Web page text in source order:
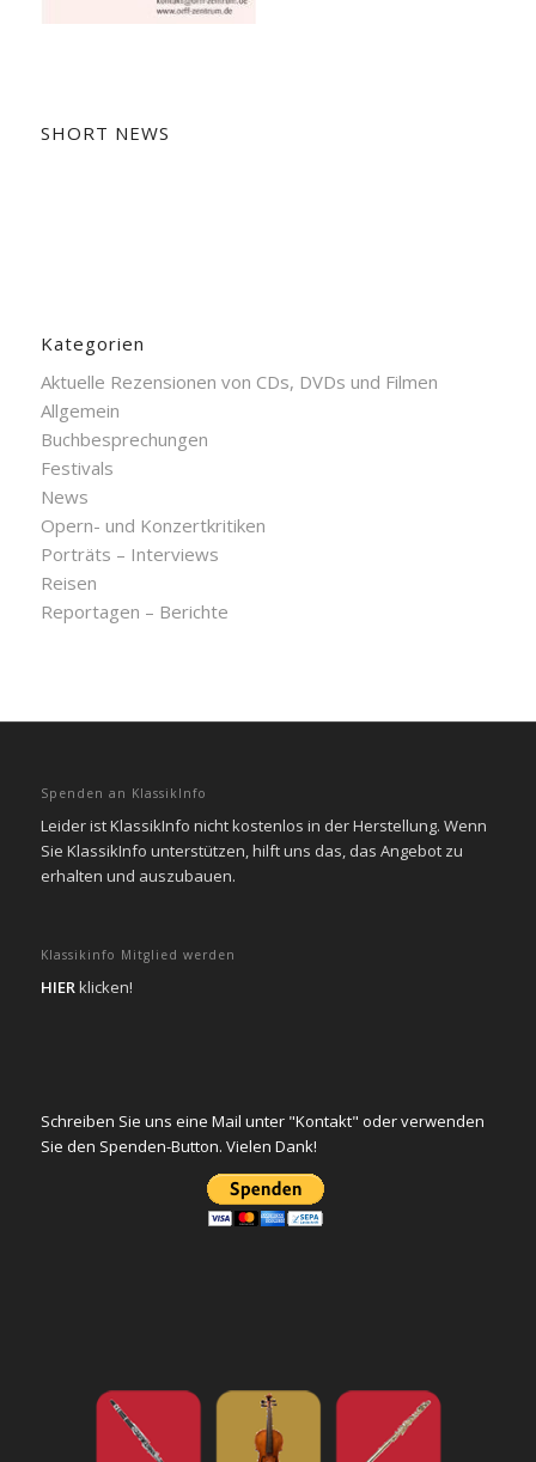
SHORT NEWS
Kategorien
Aktuelle Rezensionen von CDs, DVDs und Filmen
Allgemein
Buchbesprechungen
Festivals
News
Opern- und Konzertkritiken
Porträts – Interviews
Reisen
Reportagen – Berichte
Spenden an KlassikInfo
Leider ist KlassikInfo nicht kostenlos in der Herstellung. Wenn
Sie KlassikInfo unterstützen, hilft uns das, das Angebot zu
erhalten und auszubauen.
Klassikinfo Mitglied werden
HIERklicken!
Schreiben Sie uns eine Mail unter "Kontakt" oder verwenden
Sie den Spenden-Button. Vielen Dank!